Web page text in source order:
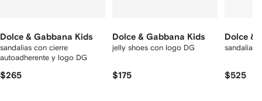
Dolce & Gabbana Kids
sandalias con cierre
autoadherente y logo DG
$265
Dolce & Gabbana Kids
jelly shoes con logo DG
$175
Dolce &
sandalias
$525